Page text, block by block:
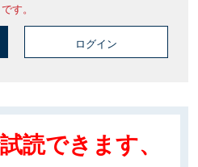
です。
ログイン
読できます、